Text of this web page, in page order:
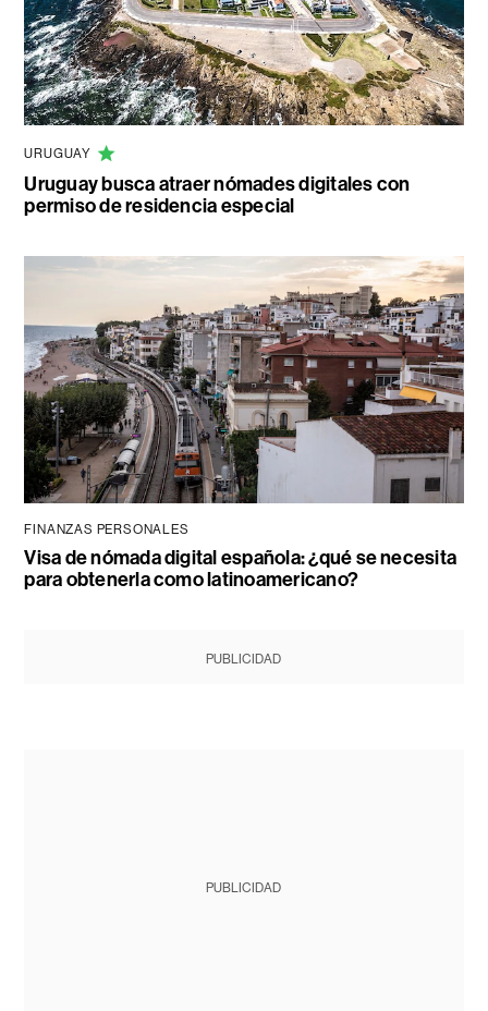
URUGUAY
Uruguay busca atraer nómades digitales con
permiso de residencia especial
FINANZAS PERSONALES
Visa de nómada digital española: ¿qué se necesita
para obtenerla como latinoamericano?
PUBLICIDAD
PUBLICIDAD